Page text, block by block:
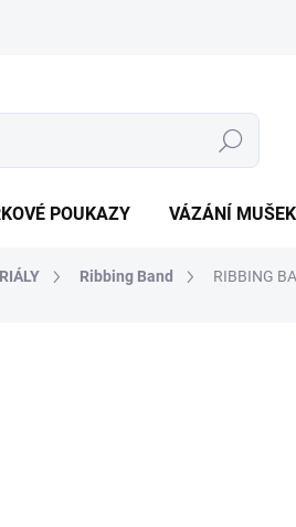
Hledat
POUKAZY VÁZÁNÍ MUŠEK
Ribbing Band RIBBING